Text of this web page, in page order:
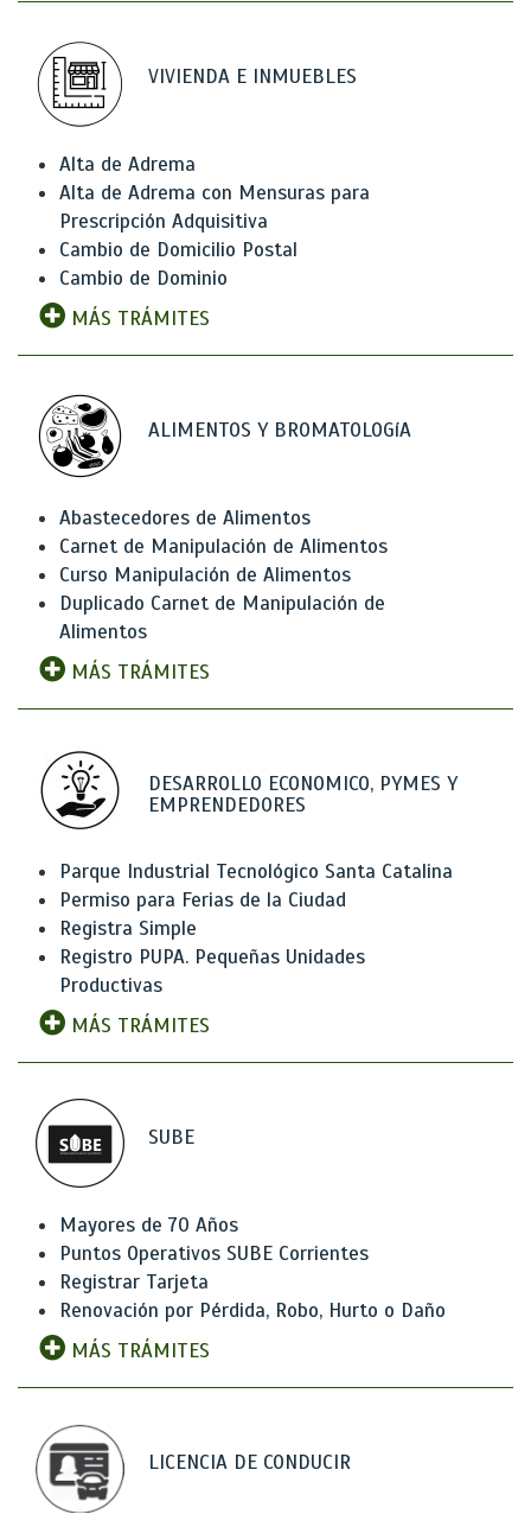
VIVIENDA E INMUEBLES
Alta de Adrema
Alta de Adrema con Mensuras para
Prescripción Adquisitiva
Cambio de Domicilio Postal
Cambio de Dominio
MÁS TRÁMITES
ALIMENTOS Y BROMATOLOGíA
Abastecedores de Alimentos
Carnet de Manipulación de Alimentos
Curso Manipulación de Alimentos
Duplicado Carnet de Manipulación de
Alimentos
MÁS TRÁMITES
DESARROLLO ECONOMICO, PYMES Y
EMPRENDEDORES
Parque Industrial Tecnológico Santa Catalina
Permiso para Ferias de la Ciudad
Registra Simple
Registro PUPA. Pequeñas Unidades
Productivas
MÁS TRÁMITES
SUBE
Mayores de 70 Años
Puntos Operativos SUBE Corrientes
Registrar Tarjeta
Renovación por Pérdida, Robo, Hurto o Daño
MÁS TRÁMITES
LICENCIA DE CONDUCIR